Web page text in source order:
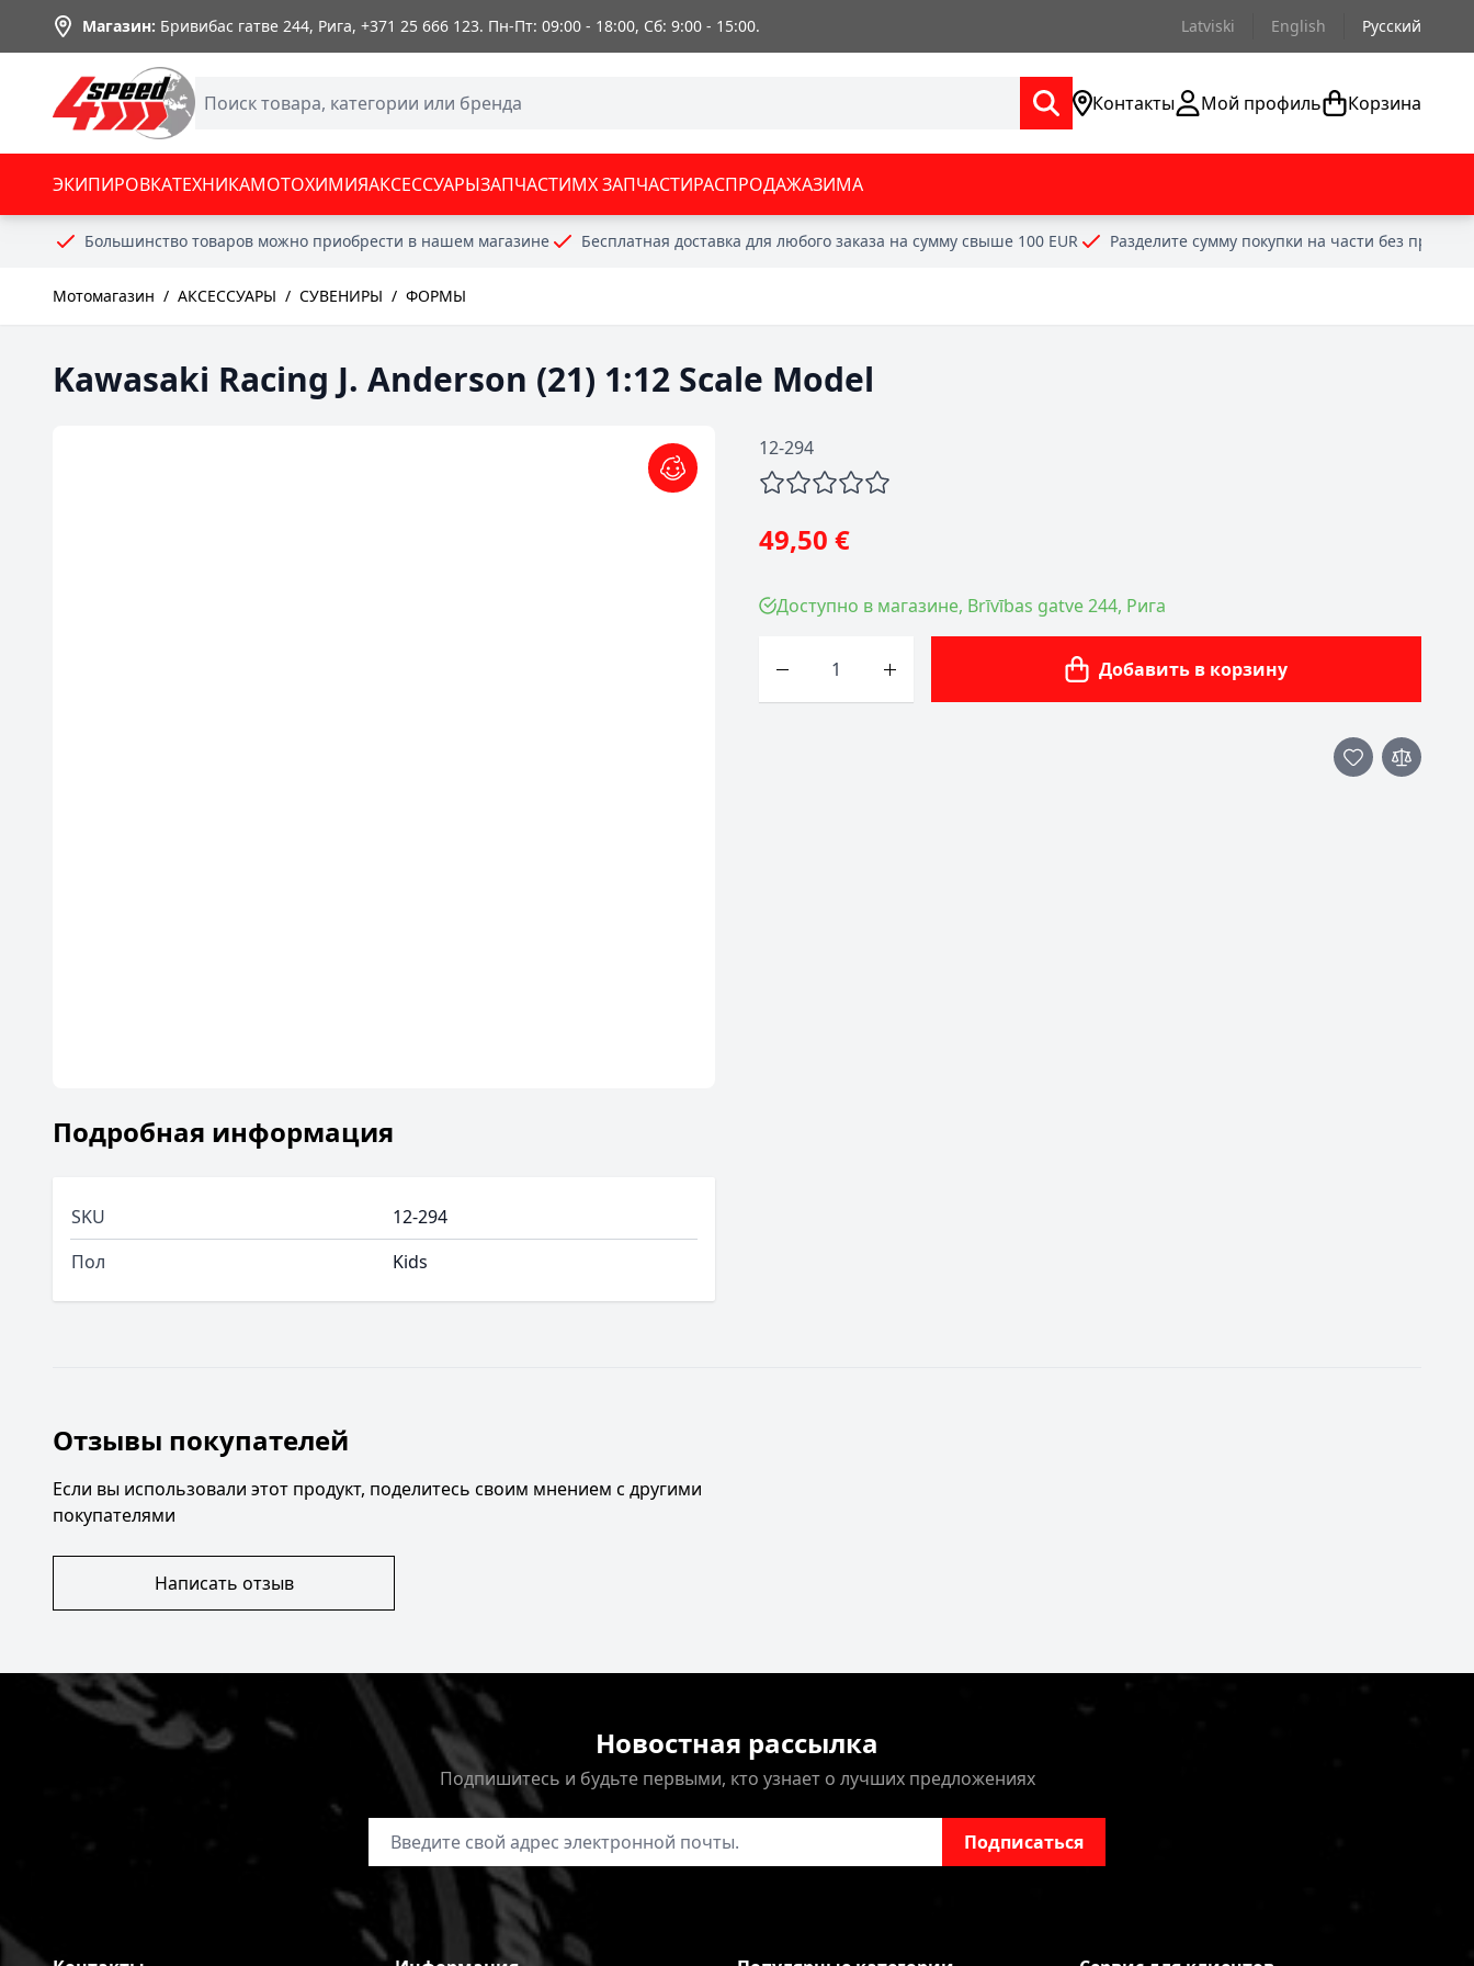
Skip to Content
Магазин: Бривибас гатве 244, Рига, +371 25 666 123. Пн-Пт: 09:00 - 18:00, Сб: 9:00 - 15:00. Latviski English Русский
Контакты Мой профиль Корзина
ЭКИПИРОВКАТЕХНИКАМОТОХИМИЯАКСЕССУАРЫЗАПЧАСТИMX ЗАПЧАСТИРАСПРОДАЖАЗИМА
Большинство товаров можно приобрести в нашем магазине Бесплатная доставка для любого заказа на сумму свыше 100 EUR Разделите сумму покупки на части без
Мотомагазин / АКСЕССУАРЫ / СУВЕНИРЫ / ФОРМЫ
Kawasaki Racing J. Anderson (21) 1:12 Scale Model
12-294
49,50 €
Доступно в магазине, Brīvības gatve 244, Рига
Добавить в корзину
Подробная информация
SKU
12-294
Пол
Kids
Отзывы покупателей
Если вы использовали этот продукт, поделитесь своим мнением с другими
покупателями
Написать отзыв
Новостная рассылка
Подпишитесь и будьте первыми, кто узнает о лучших предложениях
Адрес электронной почты Подписаться